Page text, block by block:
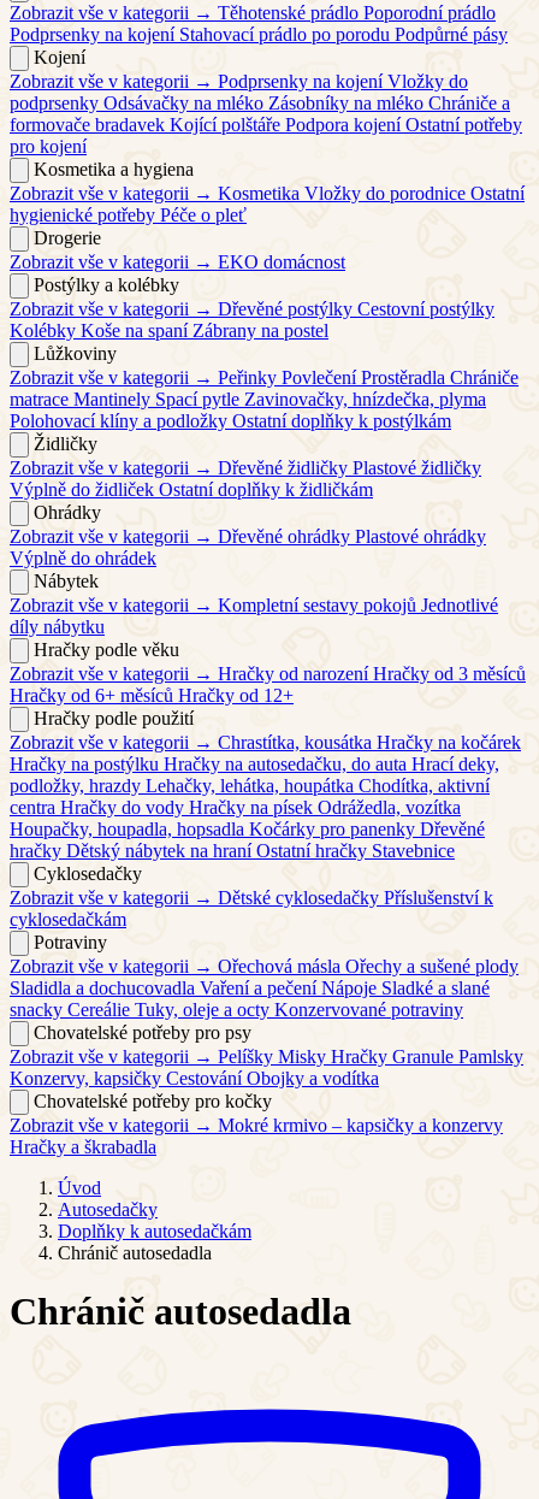
Zobrazit vše v kategorii → Těhotenské prádlo Poporodní prádlo
Podprsenky na kojení Stahovací prádlo po porodu Podpůrné pásy
Kojení
Zobrazit vše v kategorii → Podprsenky na kojení Vložky do
podprsenky Odsávačky na mléko Zásobníky na mléko Chrániče a
formovače bradavek Kojící polštáře Podpora kojení Ostatní potřeby
pro kojení
Kosmetika a hygiena
Zobrazit vše v kategorii → Kosmetika Vložky do porodnice Ostatní
hygienické potřeby Péče o pleť
Drogerie
Zobrazit vše v kategorii → EKO domácnost
Postýlky a kolébky
Zobrazit vše v kategorii → Dřevěné postýlky Cestovní postýlky
Kolébky Koše na spaní Zábrany na postel
Lůžkoviny
Zobrazit vše v kategorii → Peřinky Povlečení Prostěradla Chrániče
matrace Mantinely Spací pytle Zavinovačky, hnízdečka, plyma
Polohovací klíny a podložky Ostatní doplňky k postýlkám
Židličky
Zobrazit vše v kategorii → Dřevěné židličky Plastové židličky
Výplně do židliček Ostatní doplňky k židličkám
Ohrádky
Zobrazit vše v kategorii → Dřevěné ohrádky Plastové ohrádky
Výplně do ohrádek
Nábytek
Zobrazit vše v kategorii → Kompletní sestavy pokojů Jednotlivé
díly nábytku
Hračky podle věku
Zobrazit vše v kategorii → Hračky od narození Hračky od 3 měsíců
Hračky od 6+ měsíců Hračky od 12+
Hračky podle použití
Zobrazit vše v kategorii → Chrastítka, kousátka Hračky na kočárek
Hračky na postýlku Hračky na autosedačku, do auta Hrací deky,
podložky, hrazdy Lehačky, lehátka, houpátka Chodítka, aktivní
centra Hračky do vody Hračky na písek Odrážedla, vozítka
Houpačky, houpadla, hopsadla Kočárky pro panenky Dřevěné
hračky Dětský nábytek na hraní Ostatní hračky Stavebnice
Cyklosedačky
Zobrazit vše v kategorii → Dětské cyklosedačky Příslušenství k
cyklosedačkám
Potraviny
Zobrazit vše v kategorii → Ořechová másla Ořechy a sušené plody
Sladidla a dochucovadla Vaření a pečení Nápoje Sladké a slané
snacky Cereálie Tuky, oleje a octy Konzervované potraviny
Chovatelské potřeby pro psy
Zobrazit vše v kategorii → Pelíšky Misky Hračky Granule Pamlsky
Konzervy, kapsičky Cestování Obojky a vodítka
Chovatelské potřeby pro kočky
Zobrazit vše v kategorii → Mokré krmivo – kapsičky a konzervy
Hračky a škrabadla
Úvod
Autosedačky
Doplňky k autosedačkám
Chránič autosedadla
Chránič autosedadla